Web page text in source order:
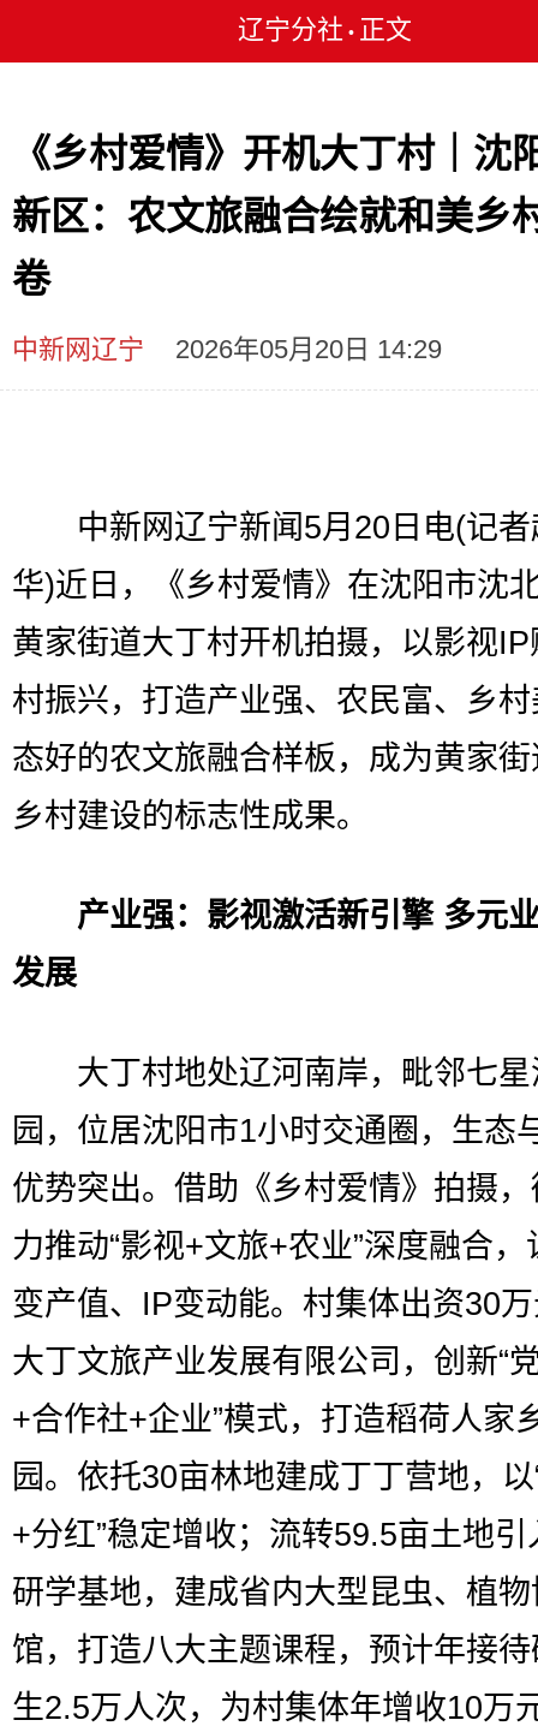
辽宁分社 • 正文
《乡村爱情》开机大丁村｜沈
新区：农文旅融合绘就和美乡
卷
中新网辽宁 2026年05月20日 14:29
中新网辽宁新闻5月20日电(记者
华)近日，《乡村爱情》在沈阳市沈
黄家街道大丁村开机拍摄，以影视
村振兴，打造产业强、农民富、乡
态好的农文旅融合样板，成为黄家
乡村建设的标志性成果。
产业强：影视激活新引擎 多元
发展
大丁村地处辽河南岸，毗邻七星
园，位居沈阳市1小时交通圈，生态
优势突出。借助《乡村爱情》拍摄
力推动“影视+文旅+农业”深度融合，
变产值、IP变动能。村集体出资30
大丁文旅产业发展有限公司，创新“
+合作社+企业”模式，打造稻荷人家
园。依托30亩林地建成丁丁营地，以
+分红”稳定增收；流转59.5亩土地引
研学基地，建成省内大型昆虫、植
馆，打造八大主题课程，预计年接
生2.5万人次，为村集体年增收10万